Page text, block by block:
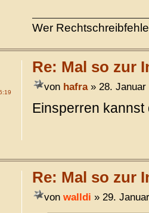
Wer
Re: Mal so zur
von hafra» 28. Januar
Einsperren
Re: Mal so zur
von walldi » 29.